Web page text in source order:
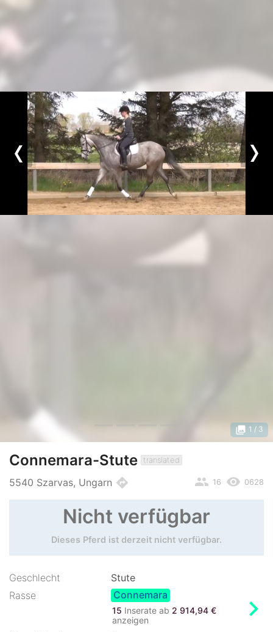
Previous
photo_library 1 / 3
Connemara-Stute translated
5540 Szarvas, Ungarn directions remove_red_eye 0628
people 16
Nicht verfügbar
Dieses Pferd ist derzeit nicht verfügbar.
Geschlecht
Stute
Rasse
Connemara
15 Inserate ab 2 914,94 €
anzeigen
chevron_right